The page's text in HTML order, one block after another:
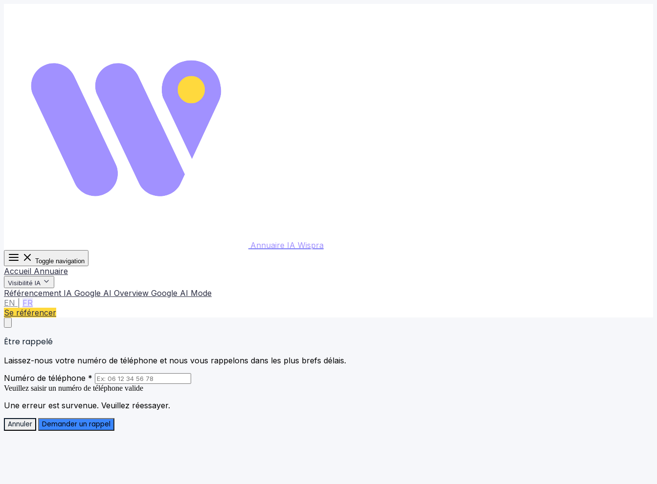
Annuaire IA Wispra
Toggle navigation
Accueil Annuaire
Visibilité IA
Référencement IA Google AI Overview Google AI Mode
EN
FR
Se référencer
Être rappelé
Laissez-nous votre numéro de téléphone et nous vous rappelons dans les plus brefs délais.
Numéro de téléphone *
Veuillez saisir un numéro de téléphone valide
Une erreur est survenue. Veuillez réessayer.
Annuler Demander un rappel